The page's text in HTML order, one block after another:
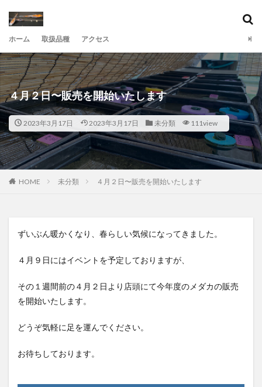
ホーム 取扱品種 アクセス
４月２日〜販売を開始いたします
2023年3月17日 2023年3月17日 未分類 111view
HOME 未分類 ４月２日〜販売を開始いたします
ずいぶん暖かくなり、春らしい気候になってきました。
４月９日にはイベントを予定しておりますが、
その１週間前の４月２日より店頭にて今年度のメダカの販売
を開始いたします。
どうぞ気軽に足を運んでください。
お待ちしております。
検索